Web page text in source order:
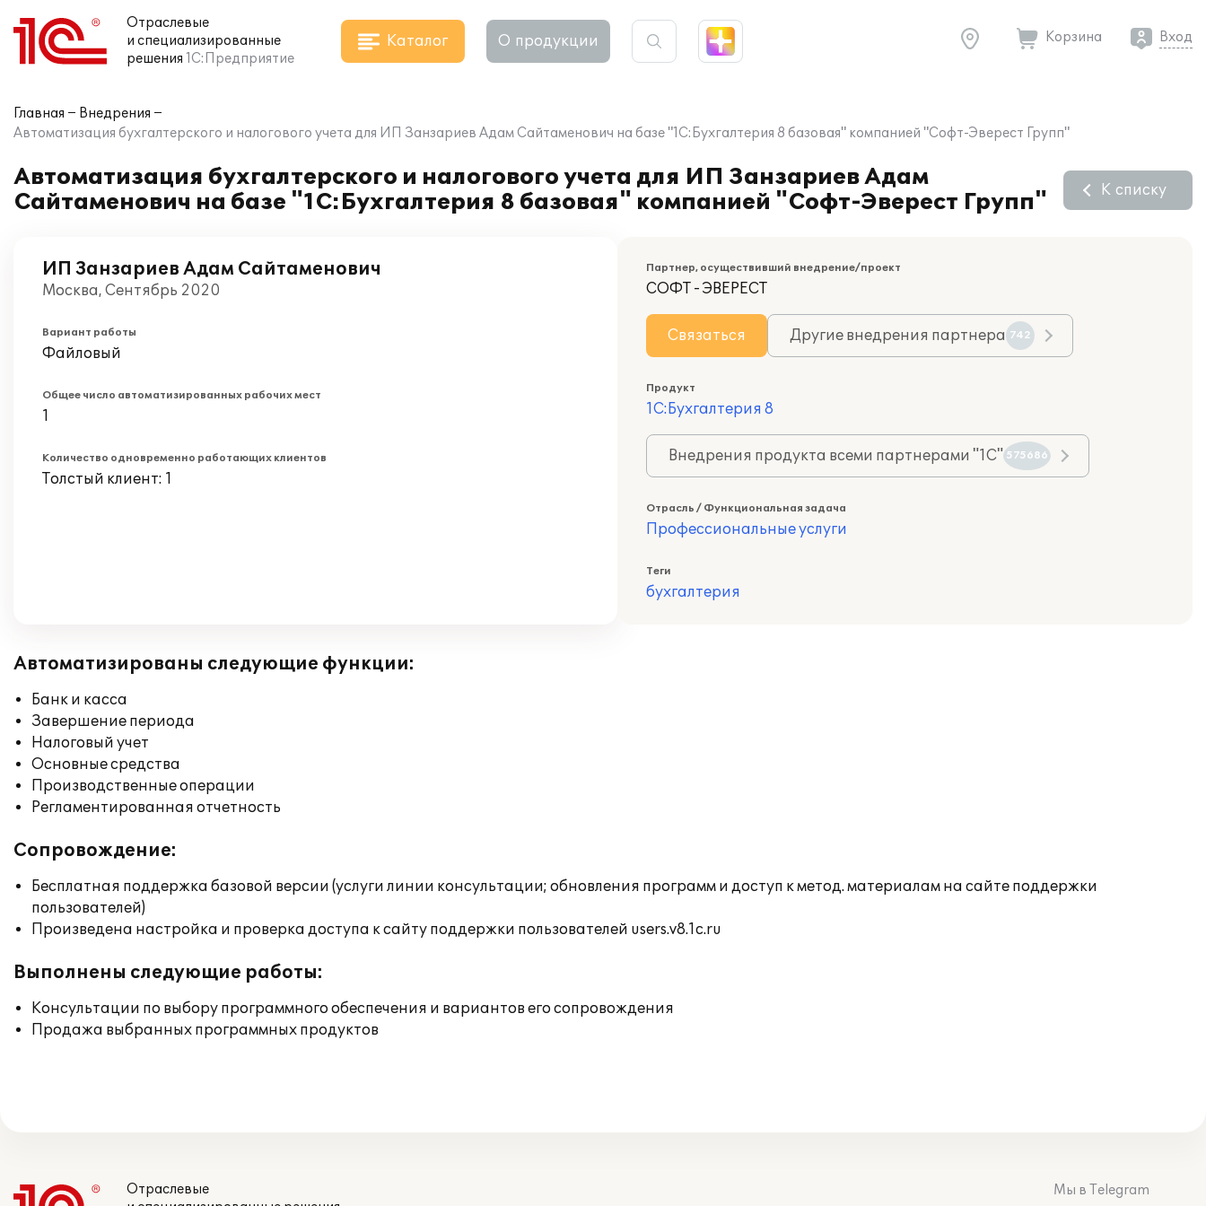
Отраслевые
и специализированные
решения 1С:Предприятие
Каталог О продукции Корзина Вход
Главная
Внедрения
Автоматизация бухгалтерского и налогового учета для ИП Занзариев Адам Сайтаменович на базе "1C:Бухгалтерия 8 базовая" компанией "Софт-Эверест Групп"
Автоматизация бухгалтерского и налогового учета для ИП Занзариев Адам
Сайтаменович на базе "1C:Бухгалтерия 8 базовая" компанией "Софт-Эверест Групп"
К списку
ИП Занзариев Адам Сайтаменович
Москва, Сентябрь 2020
Вариант работы
Файловый
Общее число автоматизированных рабочих мест
1
Количество одновременно работающих клиентов
Толстый клиент: 1
Партнер, осуществивший внедрение/проект
СОФТ - ЭВЕРЕСТ
Связаться Другие внедрения партнера 742
Продукт
1С:Бухгалтерия 8
Внедрения продукта всеми партнерами "1С" 575686
Отрасль / Функциональная задача
Профессиональные услуги
Теги
бухгалтерия
Автоматизированы следующие функции:
Банк и касса
Завершение периода
Налоговый учет
Основные средства
Производственные операции
Регламентированная отчетность
Сопровождение:
Бесплатная поддержка базовой версии (услуги линии консультации; обновления программ и доступ к метод. материалам на сайте поддержки
пользователей)
Произведена настройка и проверка доступа к сайту поддержки пользователей users.v8.1c.ru
Выполнены следующие работы:
Консультации по выбору программного обеспечения и вариантов его сопровождения
Продажа выбранных программных продуктов
Отраслевые
Мы в Telegram